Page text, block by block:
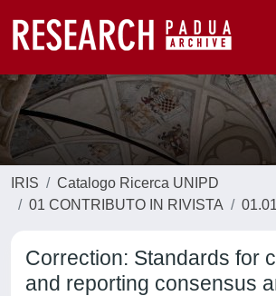
IRIS
Catalogo Ricerca UNIPD
01 CONTRIBUTO IN RIVISTA
Correction: Standards for
and reporting consensus